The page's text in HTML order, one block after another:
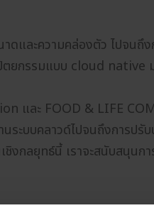
ดและความคล่องตัว ไปจนถึ
ตยกรรมแบบ cloud native
ละ FOOD & LIFE
บบคลาวด์ไปจนถึงการปรั
ลยุทธ์นี้ เราจะสนับสนุนกา